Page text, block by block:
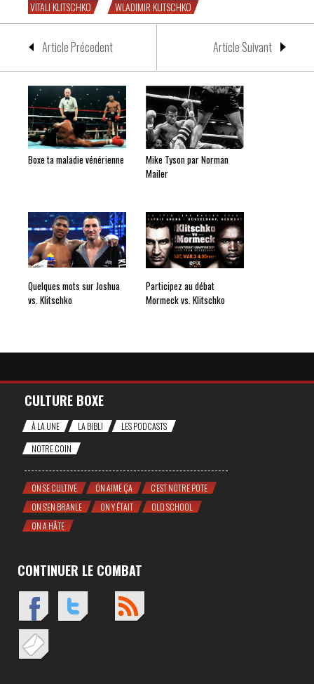
VITALI KLITSCHKO
WLADIMIR KLITSCHKO
Article Précedent Article Suivant
Boxe ta maladie vénérienne
Mike Tyson par Norman
Mailer
Quelques mots sur Joshua
vs. Klitschko
Participez au débat
Mormeck vs. Klitschko
CULTURE BOXE
À LA UNE LA BIBLI
LES PODCASTS
NOTRE COIN
ON SE CULTIVE ON AIME ÇA
C'EST NOTRE POTE
ON S'EN BRANLE
ON Y ÉTAIT
OLD SCHOOL
ON A HÂTE
CONTINUER LE COMBAT